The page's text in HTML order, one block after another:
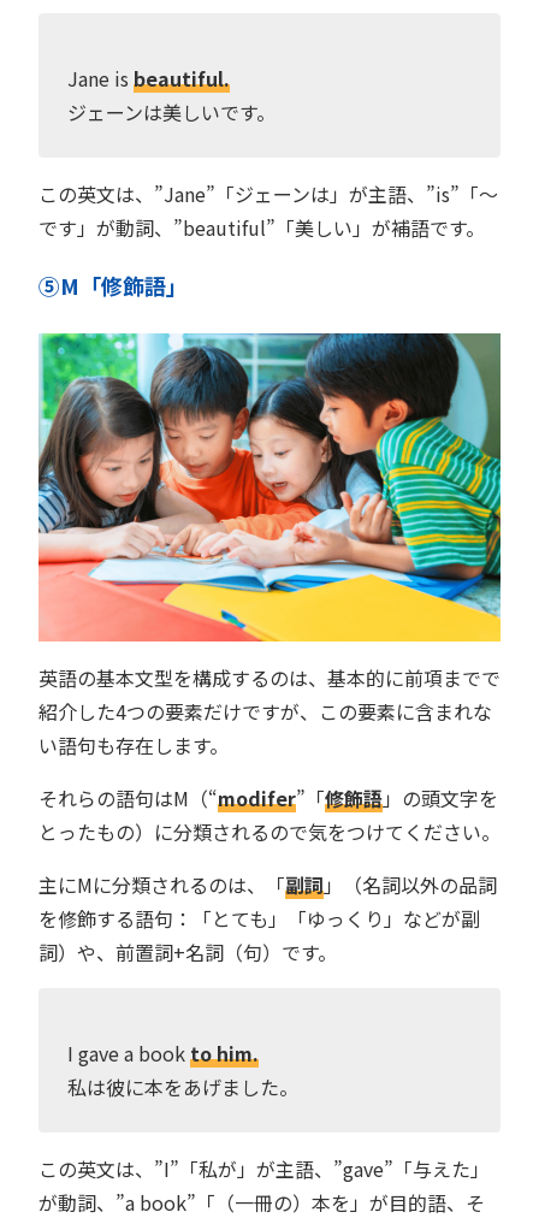
Jane is beautiful.
ジェーンは美しいです。
この英文は、”Jane”「ジェーンは」が主語、”is”「〜
です」が動詞、”beautiful”「美しい」が補語です。
⑤M「修飾語」
英語の基本文型を構成するのは、基本的に前項までで
紹介した4つの要素だけですが、この要素に含まれな
い語句も存在します。
それらの語句はM（“modifer”「修飾語」の頭文字を
とったもの）に分類されるので気をつけてください。
主にMに分類されるのは、「副詞」（名詞以外の品詞
を修飾する語句：「とても」「ゆっくり」などが副
詞）や、前置詞+名詞（句）です。
I gave a bookto him.
私は彼に本をあげました。
この英文は、”I”「私が」が主語、”gave”「与えた」
が動詞、”a book”「（一冊の）本を」が目的語、そ